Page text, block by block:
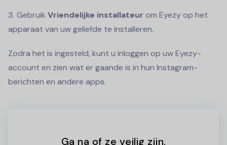
Gebruik Vriendelijke installateur om Eyezy op het
apparaat van uw geliefde te installeren.
Zodra het is ingesteld, kunt u inloggen op uw Eyezy-
account en zien wat er gaande is in hun Instagram-
berichten en andere apps.
Ga na of ze veilig zijn.